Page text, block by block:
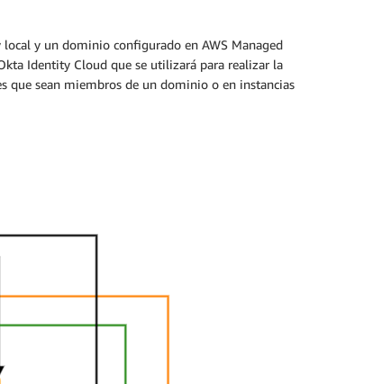
y un dominio configurado en AWS Managed
Identity Cloud que se utilizará para realizar la
que sean miembros de un dominio o en instancias